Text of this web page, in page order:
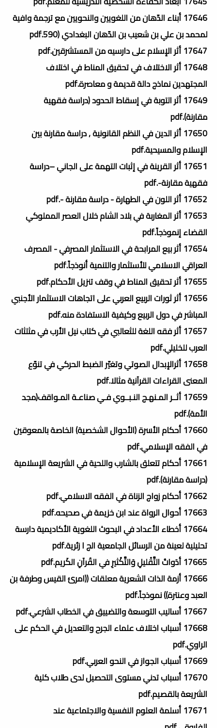
17646 أبناء الدّهان من اللغويين والنحويين مع ترجمة وافية
لمحمد بن علي بن شعيب بن الدّهان البغدادي (590.pdf
17647 أثر الإسلام على دارسيه من المستشرقين.pdf
17648 أثر الاختلاف في تحقيق المناط في اختلاف
المجتهدين نماذج دالة قديمة و معاصرة.pdf
17649 أثر التوبة في إسقاط الحدود (دراسة فقهية
مقارنة).pdf
17650 أثر الدين في النظم القانونية , دراسة مقارنة بين
الإسلام والمسيحية.pdf
17651 أثر القرينة في إثبات التهمة على الجاني –دراسة
فقهية مقارنة-.pdf
17652 أثر اللون في الطهارة - دراسة مقارنة -.pdf
17653 أثر المغاربة في بلاد الشام خلال العصر المملوكي
القضاء إنموذجاً.pdf
17654 أثر بيع المرابحة في الاستثمار المصرفي - المصرف
العراقي الاسلامي للأستثمار والتنمية أنوذجاً.pdf
17655 أثر تحقيق المناط في وقف تنزيل الأحكام.pdf
17656 أثر ثورات الربيع العربي على اتجاهات الاستثمار الأجنبي
المباشر في دول الربيع وكيفية الاستفادة منه.pdf
17657 أثر فقه اللغة للثعالبي في كتاب نيل الأرب في مثلثات
العرب للخليلي.pdf
17658 أثرالإبدال الصوتي وتغيّر الضبط الحركي في تنوّع
المعنى القراءات القرآنية مثالا.pdf
17659 أثــر المـنهـج النـبــوي فـي صناعـة المـواقف(مجد
الأمة).pdf
17660 أحكام الأسرة (الأحوال الشخصية) الخاصة بالمعوقين
في الفقه الإسلامي.pdf
17661 أحكام تتعلق بالشارب واللحية في الشريعة الإسلامية
(دراسة مقارنة).pdf
17662 أحكام زواج الزناة في الفقه الاسلامي.pdf
17663 أحوال الرواة عند ابن خزيمة في صحيحه.pdf
17664 أخطاء الأعداد في البحوث اللغوية الأكاديمية دارسة
تحليلية لعينة من الرسائل الجامعية الج ا زئرية.pdf
17665 أدَواتُ التَّقْليلِ وَالتَّكْثيرِ في القُرآنِ الكَريم.pdf
17666 أزمة الذات الشعرية معلقات ((امرئ القيس وطرفة بن
العبد وعنترة)) نموذجاً.pdf
17667 أساليب التوسعة والتضييق في الخطاب الشرعي.pdf
17668 أسباب اختلاف علماء الجرح والتعديل في الحكم على
الراوي.pdf
17669 أسباب الجواز في النحو العربي.pdf
17670 أسباب تدني مستوى التحصيل لدى طلاب كلية
الشريعة بالقصيم.pdf
17671 أسلمة العلوم النفسية والاجتماعية عند